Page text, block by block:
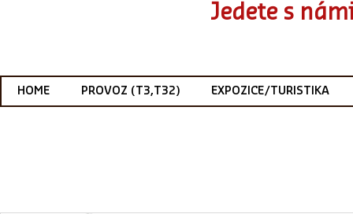
Jedete s
HOME PROVOZ (T3,T32) EXPOZICE/TURISTIKA